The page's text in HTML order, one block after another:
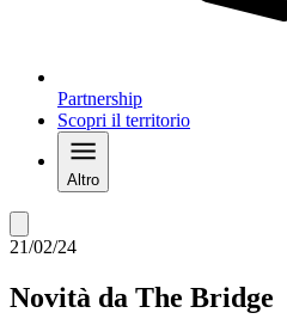
Partnership
Scopri il territorio
Altro
21/02/24
Novità da The Bridge